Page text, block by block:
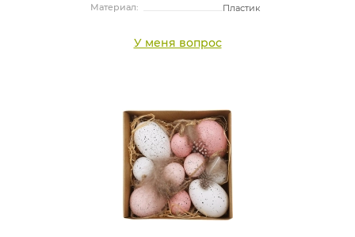
Материал:
Пластик
У меня вопрос